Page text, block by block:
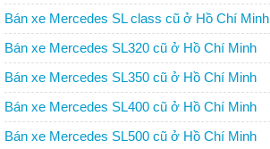
Bán xe Mercedes SL class cũ ở Hồ Chí Minh
Bán xe Mercedes SL320 cũ ở Hồ Chí Minh
Bán xe Mercedes SL350 cũ ở Hồ Chí Minh
Bán xe Mercedes SL400 cũ ở Hồ Chí Minh
Bán xe Mercedes SL500 cũ ở Hồ Chí Minh